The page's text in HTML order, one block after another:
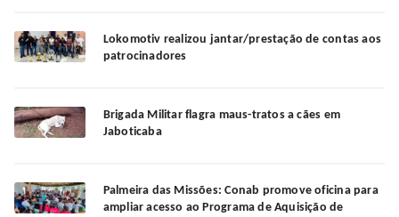
Lokomotiv realizou jantar/prestação de contas aos
patrocinadores
Brigada Militar flagra maus-tratos a cães em
Jaboticaba
Palmeira das Missões: Conab promove oficina para
ampliar acesso ao Programa de Aquisição de